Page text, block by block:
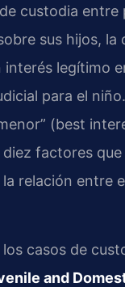
custodia
sus hijos, la
legítimo
para el
(best
diez factores
relación entre
casos de
and